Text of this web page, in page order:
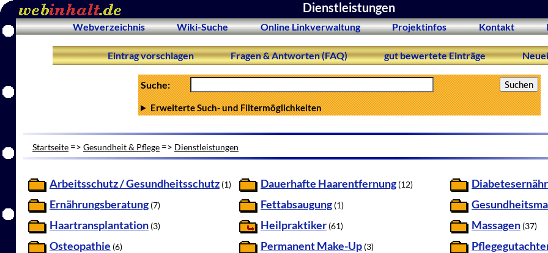
Dienstleistungen
Webverzeichnis Wiki-Suche Online Linkverwaltung Projektinfos Kontakt
Eintrag vorschlagen Fragen & Antworten (FAQ) gut bewertete Einträge
Suche:
Erweiterte Such- und Filtermöglichkeiten
Startseite => Gesundheit & Pflege => Dienstleistungen
Arbeitsschutz / Gesundheitsschutz (1) Dauerhafte Haarentfernung (12)
Ernährungsberatung (7) Fettabsaugung (1)
Haartransplantation (3) Heilpraktiker (61) Massagen (37)
Osteopathie (6) Permanent Make-Up (3)